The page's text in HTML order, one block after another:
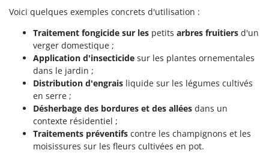
Voici quelques exemples concrets d'utilisation :
Traitement fongicide sur les petits arbres fruitiers d'un
verger domestique ;
Application d'insecticide sur les plantes ornementales
dans le jardin ;
Distribution d'engrais liquide sur les légumes cultivés
en serre ;
Désherbage des bordures et des allées dans un
contexte résidentiel ;
Traitements préventifs contre les champignons et les
moisissures sur les fleurs cultivées en pot.